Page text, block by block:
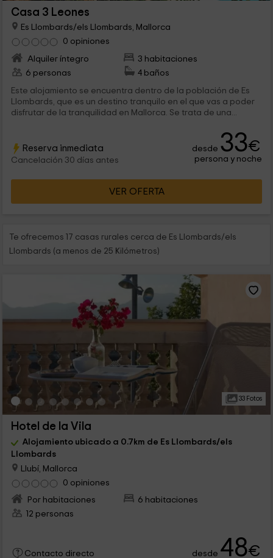
Casa 3 Leones
Es Llombards/els Llombards, Mallorca
0 opiniones
Alquiler íntegro
3 habitaciones
6 personas
4 baños
Este alojamiento se encuentra dentro de la población de Es
Llombards, que es un destino tranquilo en el que vas a poder
disfrutar de la tranquilidad en Mallorca. Se trata de una...
Reserva inmediata
Cancelación 30 días antes
desde 33€
persona y noche
VER OFERTA
Te ofrecemos 17 casas rurales cerca de Es Llombards/els
Llombards (a menos de 25 Kilómetros)
33 Fotos
Hotel de la Vila
Alojamiento ubicado a 0.7km de Es Llombards/els
Llombards
Llubí, Mallorca
0 opiniones
Por habitaciones
6 habitaciones
12 personas
Contacto directo
desde 48€